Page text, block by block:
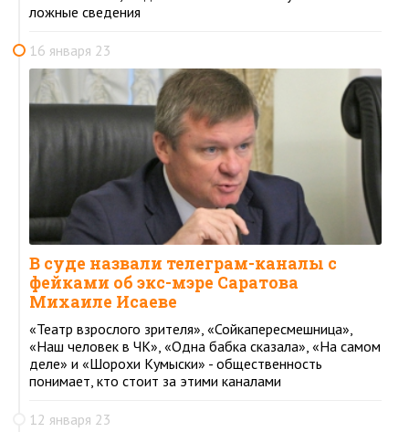
ложные сведения
16 января 23
В суде назвали телеграм-каналы с
фейками об экс-мэре Саратова
Михаиле Исаеве
«Театр взрослого зрителя», «Сойкапересмешница»,
«Наш человек в ЧК», «Одна бабка сказала», «На самом
деле» и «Шорохи Кумыски» - общественность
понимает, кто стоит за этими каналами
12 января 23